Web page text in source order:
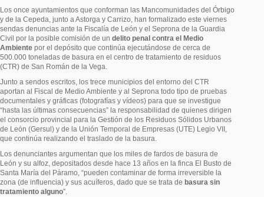
Los once ayuntamientos que conforman las Mancomunidades del Órbigo
y de la Cepeda, junto a Astorga y Carrizo, han formalizado este viernes
sendas denuncias ante la Fiscalía de León y el Seprona de la Guardia
Civil por la posible comisión de un delito penal contra el Medio
Ambiente por el depósito que continúa ejecutándose de cerca de
500.000 toneladas de basura en el centro de tratamiento de residuos
(CTR) de San Román de la Vega.
Junto a sendos escritos, los trece municipios del entorno del CTR
aportan al Fiscal de Medio Ambiente y al Seprona todo tipo de pruebas
documentales y gráficas (fotografías y vídeos) para que se investigue
“hasta las últimas consecuencias” la responsabilidad de quienes dirigen
el consorcio provincial para la Gestión de los Residuos Sólidos Urbanos
de León (Gersul) y de la Unión Temporal de Empresas (UTE) Legio VII,
que continúa realizando el traslado de la basura.
Los denunciantes argumentan que los miles de fardos de basura de
León y su alfoz, depositados desde hace 13 años en la finca El Busto de
Santa María del Páramo, “pueden contaminar de forma irreversible la
zona (de influencia) y sus acuíferos, dado que se trata de basura sin
tratamiento alguno”.